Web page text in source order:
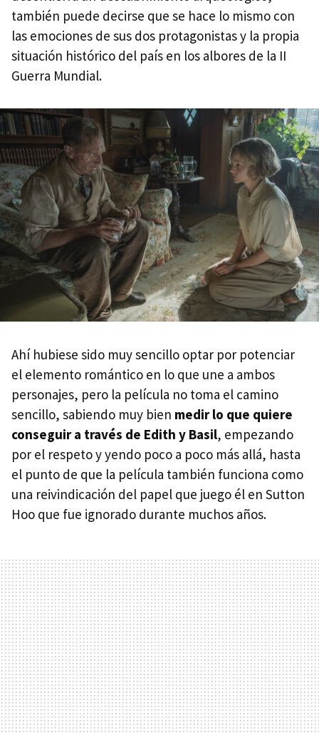
también puede decirse que se hace lo mismo con
las emociones de sus dos protagonistas y la propia
situación histórico del país en los albores de la II
Guerra Mundial.
Ahí hubiese sido muy sencillo optar por potenciar
el elemento romántico en lo que une a ambos
personajes, pero la película no toma el camino
sencillo, sabiendo muy bien medir lo que quiere
conseguir a través de Edith y Basil, empezando
por el respeto y yendo poco a poco más allá, hasta
el punto de que la película también funciona como
una reivindicación del papel que juego él en Sutton
Hoo que fue ignorado durante muchos años.